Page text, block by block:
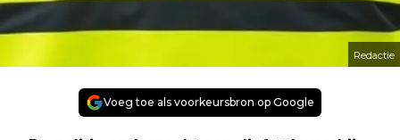
Redactie
Voeg toe als voorkeursbron op Google